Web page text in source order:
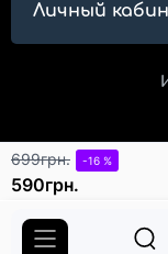
699грн. -16 %
590грн.
Личный